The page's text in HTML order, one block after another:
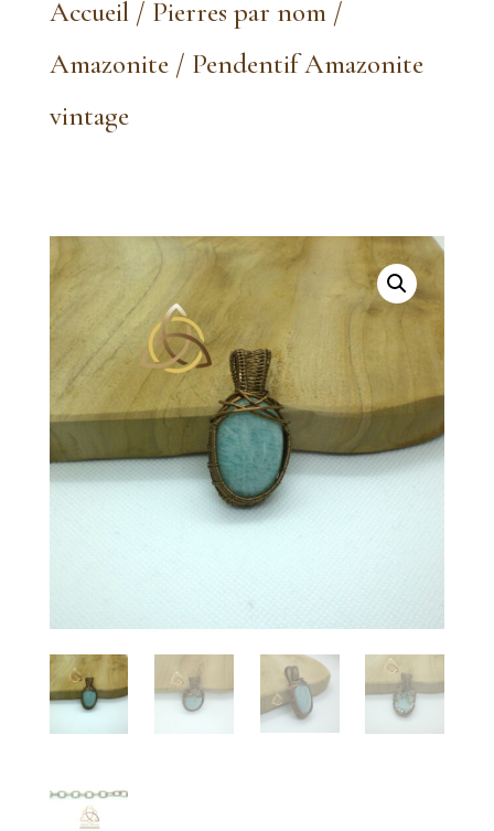
Accueil/ Pierres par nom/
Amazonite/ Pendentif Amazonite
vintage